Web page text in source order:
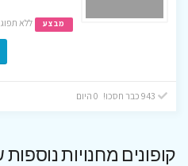
מבצע ללא
קופונים מחנויות